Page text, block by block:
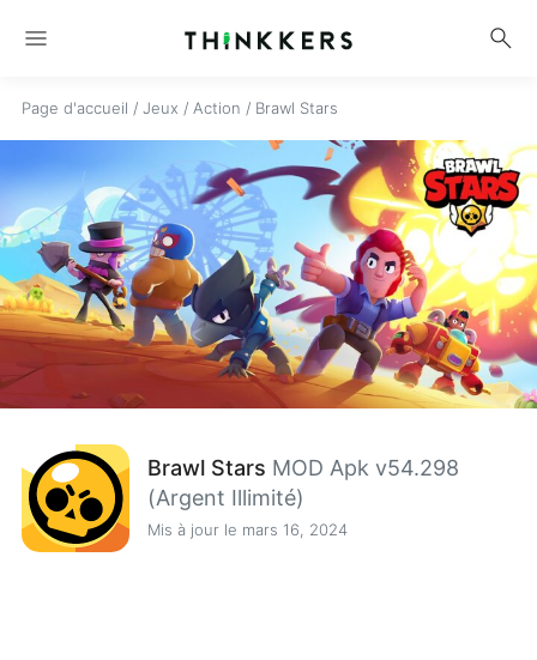
menu search
Page d'accueil / Jeux / Action / Brawl Stars
Brawl Stars MOD Apk v54.298
(Argent Illimité)
Mis à jour le mars 16, 2024